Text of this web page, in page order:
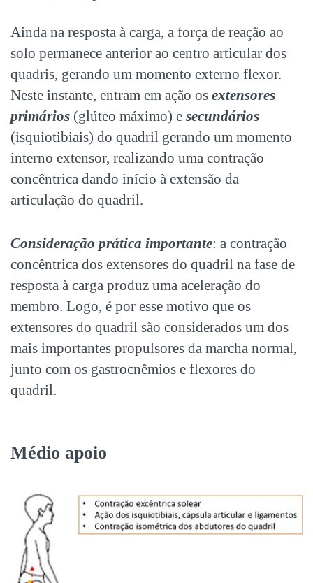
Ainda na resposta à carga, a força de reação ao
solo permanece anterior ao centro articular dos
quadris, gerando um momento externo flexor.
Neste instante, entram em ação os extensores
primários (glúteo máximo) e secundários
(isquiotibiais) do quadril gerando um momento
interno extensor, realizando uma contração
concêntrica dando início à extensão da
articulação do quadril.
Consideração prática importante: a contração
concêntrica dos extensores do quadril na fase de
resposta à carga produz uma aceleração do
membro. Logo, é por esse motivo que os
extensores do quadril são considerados um dos
mais importantes propulsores da marcha normal,
junto com os gastrocnêmios e flexores do
quadril.
Médio apoio